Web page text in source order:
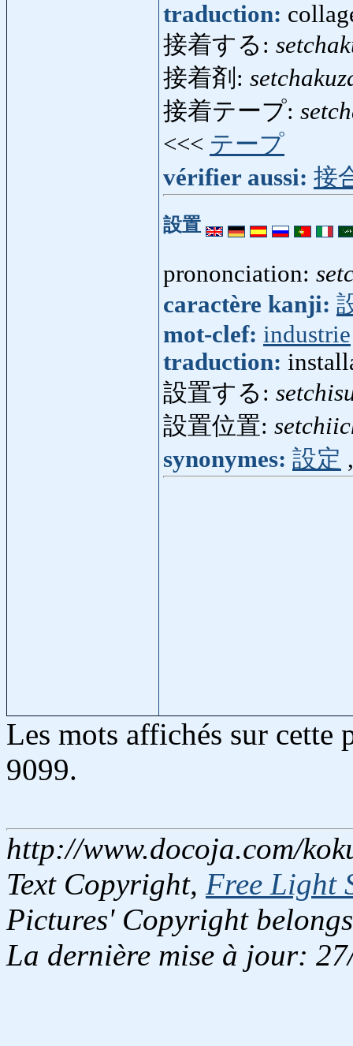
traduction:
接着する:
接着剤:
接着テープ:
<<< テープ
vérifier aussi: 接
設置
prononciation:
caractère kanji:
mot-clef: industrie
traduction:
設置する:
設置位置:
synonymes: 設定
Les mots affichés sur cette
9099.
http://www.docoja.com/
Text Copyright, Free Light
Pictures' Copyright
La dernière mise à jour: